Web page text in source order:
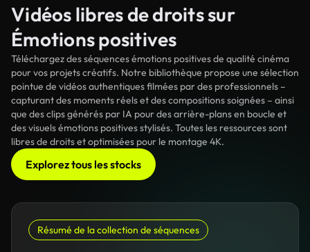
Vidéos libres de droits sur
Émotions positives
Téléchargez des séquences émotions positives de qualité cinéma
pour vos projets créatifs. Notre bibliothèque propose une sélection
pointue de vidéos authentiques filmées par des professionnels –
capturant des moments réels et des compositions soignées – ainsi
que des clips générés par IA pour des arrière-plans en boucle et
des visuels émotions positives stylisés. Toutes les ressources sont
libres de droits et optimisées pour le montage 4K.
Explorez tous les stocks
Résumé de la collection de séquences